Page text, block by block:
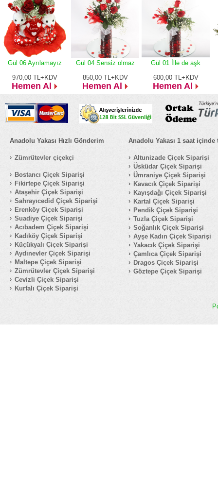
Gül 06 Ayrılamayız
970,00 TL+KDV
Hemen Al
Gül 04 Sensiz olmaz
850,00 TL+KDV
Hemen Al
Gül 01 İlle de aşk
600,00 TL+KDV
Hemen Al
Anadolu Yakası Hızlı Gönderim
Zümrütevler çiçekçi
Bostancı Çiçek Siparişi
Fikirtepe Çiçek Siparişi
Ataşehir Çiçek Siparişi
Sahrayıcedid Çiçek Siparişi
Erenköy Çiçek Siparişi
Suadiye Çiçek Siparişi
Acıbadem Çiçek Siparişi
Kadıköy Çiçek Siparişi
Küçükyalı Çiçek Siparişi
Aydınevler Çiçek Siparişi
Maltepe Çiçek Siparişi
Zümrütevler Çiçek Siparişi
Cevizli Çiçek Siparişi
Kurfalı Çiçek Siparişi
Anadolu Yakası 1 saat içinde
Altunizade Çiçek Siparişi
Üsküdar Çiçek Siparişi
Ümraniye Çiçek Siparişi
Kavacık Çiçek Siparişi
Kayışdağı Çiçek Siparişi
Kartal Çiçek Siparişi
Pendik Çiçek Siparişi
Tuzla Çiçek Siparişi
Soğanlık Çiçek Siparişi
Ayşe Kadın Çiçek Siparişi
Yakacık Çiçek Siparişi
Çamlıca Çiçek Siparişi
Dragos Çiçek Siparişi
Göztepe Çiçek Siparişi